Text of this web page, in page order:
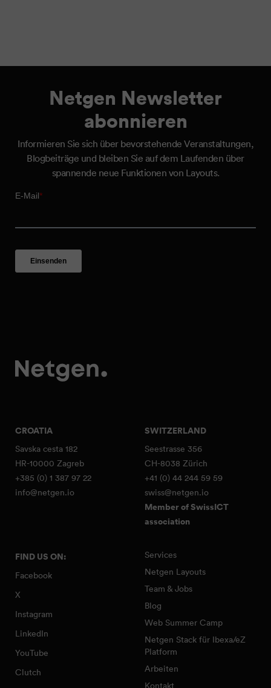
Netgen Newsletter
abonnieren
Informieren Sie sich über bevorstehende Veranstaltungen,
Blogbeiträge und bleiben Sie auf dem Laufenden über
spannende neue Funktionen von Layouts.
CROATIA
Savska cesta 182
HR-10000 Zagreb
+385 (0) 1 387 97 22
info@netgen.io
SWITZERLAND
Seestrasse 356
CH-8038 Zürich
+41 (0) 44 244 59 59
swiss@netgen.io
Member of SwissICT
association
FIND US ON:
Facebook
X
Instagram
LinkedIn
YouTube
Clutch
Services
Netgen Layouts
Team & Jobs
Blog
Web Summer Camp
Netgen Stack für Ibexa/eZ
Platform
Arbeiten
Kontakt